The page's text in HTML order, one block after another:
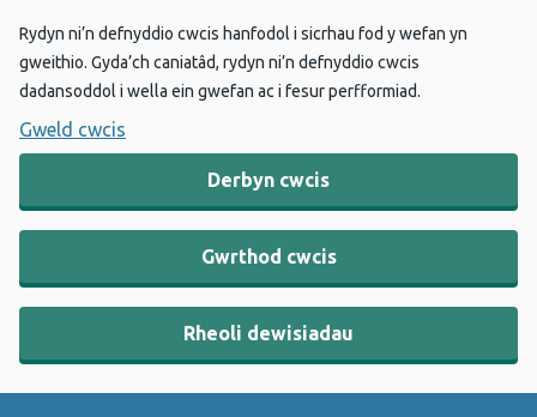
Rydyn ni’n defnyddio cwcis hanfodol i sicrhau fod y wefan yn
gweithio. Gyda’ch caniatâd, rydyn ni’n defnyddio cwcis
dadansoddol i wella ein gwefan ac i fesur perfformiad.
Gweld cwcis
Derbyn cwcis
Gwrthod cwcis
Rheoli dewisiadau